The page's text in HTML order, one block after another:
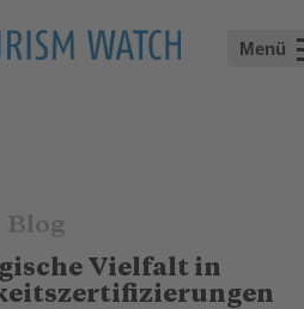
Menü
Blog
Vielfalt in